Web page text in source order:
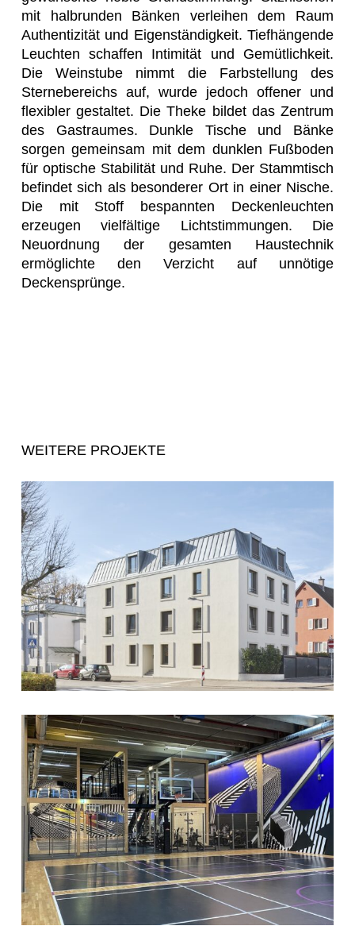
mit halbrunden Bänken verleihen dem Raum
Authentizität und Eigenständigkeit. Tiefhängende
Leuchten schaffen Intimität und Gemütlichkeit.
Die Weinstube nimmt die Farbstellung des
Sternebereichs auf, wurde jedoch offener und
flexibler gestaltet. Die Theke bildet das Zentrum
des Gastraumes. Dunkle Tische und Bänke
sorgen gemeinsam mit dem dunklen Fußboden
für optische Stabilität und Ruhe. Der Stammtisch
befindet sich als besonderer Ort in einer Nische.
Die mit Stoff bespannten Deckenleuchten
erzeugen vielfältige Lichtstimmungen. Die
Neuordnung der gesamten Haustechnik
ermöglichte den Verzicht auf unnötige
Deckensprünge.
WEITERE PROJEKTE
Mehrfamilienhaus
Ludwigsburg
(Steinbach
11)
MEHRFAMILIENHAUS LUDWIGSBURG
(STEINBACH 11)
Fitnessstudio
Ludwigsburg